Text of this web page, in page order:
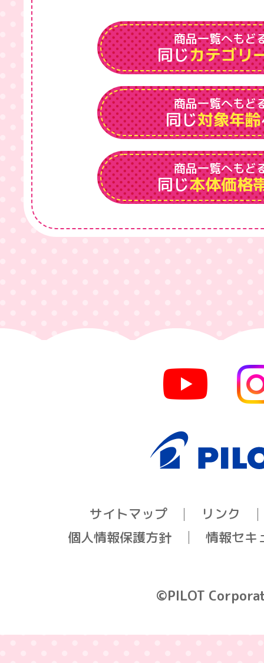
商品一覧へもど
同じカテゴリ
商品一覧へもど
同じ対象年齢
商品一覧へもど
同じ本体価格
サイトマップ
リンク
個人情報保護方針
情報セキ
©PILOT